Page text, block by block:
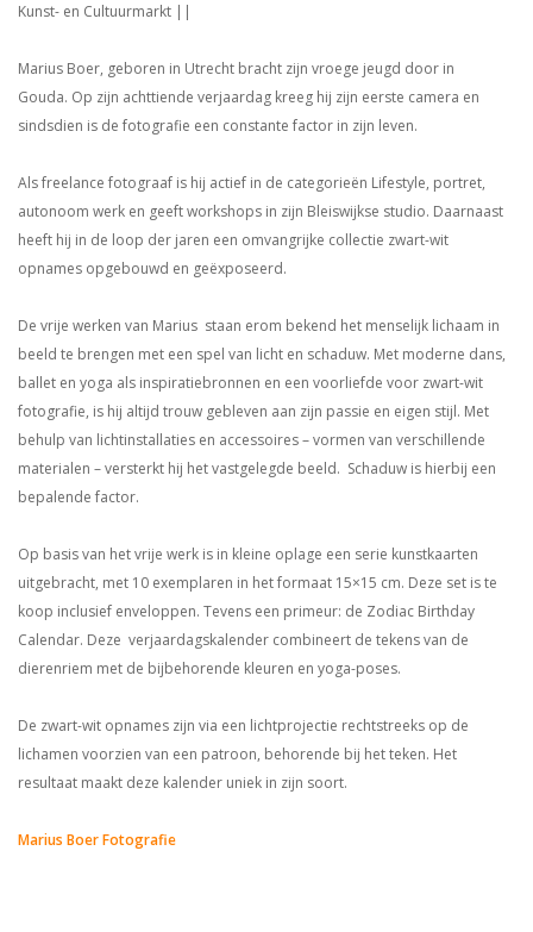
Kunst- en Cultuurmarkt ||
Marius Boer, geboren in Utrecht bracht zijn vroege jeugd door in
Gouda. Op zijn achttiende verjaardag kreeg hij zijn eerste camera en
sindsdien is de fotografie een constante factor in zijn leven.
Als freelance fotograaf is hij actief in de categorieën Lifestyle, portret,
autonoom werk en geeft workshops in zijn Bleiswijkse studio. Daarnaast
heeft hij in de loop der jaren een omvangrijke collectie zwart-wit
opnames opgebouwd en geëxposeerd.
De vrije werken van Marius staan erom bekend het menselijk lichaam in
beeld te brengen met een spel van licht en schaduw. Met moderne dans,
ballet en yoga als inspiratiebronnen en een voorliefde voor zwart-wit
fotografie, is hij altijd trouw gebleven aan zijn passie en eigen stijl. Met
behulp van lichtinstallaties en accessoires – vormen van verschillende
materialen – versterkt hij het vastgelegde beeld. Schaduw is hierbij een
bepalende factor.
Op basis van het vrije werk is in kleine oplage een serie kunstkaarten
uitgebracht, met 10 exemplaren in het formaat 15×15 cm. Deze set is te
koop inclusief enveloppen. Tevens een primeur: de Zodiac Birthday
Calendar. Deze verjaardagskalender combineert de tekens van de
dierenriem met de bijbehorende kleuren en yoga-poses.
De zwart-wit opnames zijn via een lichtprojectie rechtstreeks op de
lichamen voorzien van een patroon, behorende bij het teken. Het
resultaat maakt deze kalender uniek in zijn soort.
Marius Boer Fotografie